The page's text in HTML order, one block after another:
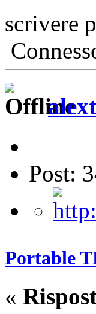
scrivere
Post:
Portable
«